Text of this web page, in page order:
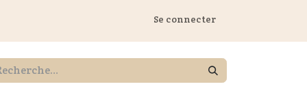
Se connecter